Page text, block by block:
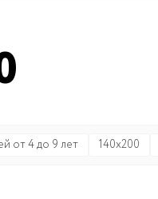
от 4 до 9 лет 140x200